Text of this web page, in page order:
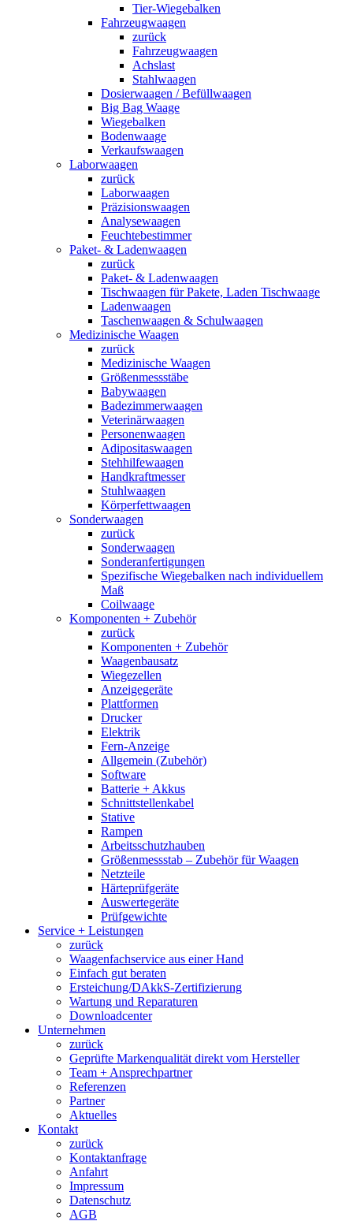
Tier-Wiegebalken
Fahrzeugwaagen
zurück
Fahrzeugwaagen
Achslast
Stahlwaagen
Dosierwaagen / Befüllwaagen
Big Bag Waage
Wiegebalken
Bodenwaage
Verkaufswaagen
Laborwaagen
zurück
Laborwaagen
Präzisionswaagen
Analysewaagen
Feuchtebestimmer
Paket- & Ladenwaagen
zurück
Paket- & Ladenwaagen
Tischwaagen für Pakete, Laden Tischwaage
Ladenwaagen
Taschenwaagen & Schulwaagen
Medizinische Waagen
zurück
Medizinische Waagen
Größenmessstäbe
Babywaagen
Badezimmerwaagen
Veterinärwaagen
Personenwaagen
Adipositaswaagen
Stehhilfewaagen
Handkraftmesser
Stuhlwaagen
Körperfettwaagen
Sonderwaagen
zurück
Sonderwaagen
Sonderanfertigungen
Spezifische Wiegebalken nach individuellem
Maß
Coilwaage
Komponenten + Zubehör
zurück
Komponenten + Zubehör
Waagenbausatz
Wiegezellen
Anzeigegeräte
Plattformen
Drucker
Elektrik
Fern-Anzeige
Allgemein (Zubehör)
Software
Batterie + Akkus
Schnittstellenkabel
Stative
Rampen
Arbeitsschutzhauben
Größenmessstab – Zubehör für Waagen
Netzteile
Härteprüfgeräte
Auswertegeräte
Prüfgewichte
Service + Leistungen
zurück
Waagenfachservice aus einer Hand
Einfach gut beraten
Ersteichung/DAkkS-Zertifizierung
Wartung und Reparaturen
Downloadcenter
Unternehmen
zurück
Geprüfte Markenqualität direkt vom Hersteller
Team + Ansprechpartner
Referenzen
Partner
Aktuelles
Kontakt
zurück
Kontaktanfrage
Anfahrt
Impressum
Datenschutz
AGB